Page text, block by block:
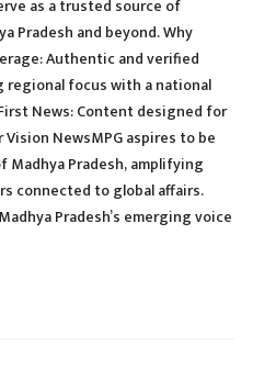
as a trusted source of
Pradesh and beyond. Why
Authentic and verified
regional focus with a national
News: Content designed for
NewsMPG aspires to be
Pradesh, amplifying
connected to global affairs.
Pradesh’s emerging voice